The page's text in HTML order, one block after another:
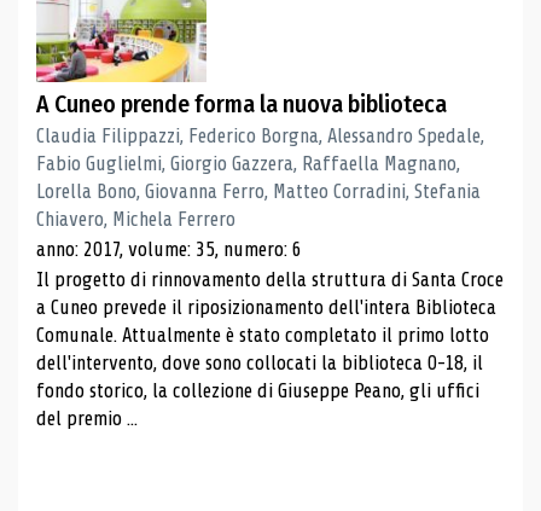
A Cuneo prende forma la nuova biblioteca
Claudia Filippazzi, Federico Borgna, Alessandro Spedale,
Fabio Guglielmi, Giorgio Gazzera, Raffaella Magnano,
Lorella Bono, Giovanna Ferro, Matteo Corradini, Stefania
Chiavero, Michela Ferrero
anno: 2017, volume: 35, numero: 6
Il progetto di rinnovamento della struttura di Santa Croce
a Cuneo prevede il riposizionamento dell'intera Biblioteca
Comunale. Attualmente è stato completato il primo lotto
dell'intervento, dove sono collocati la biblioteca 0-18, il
fondo storico, la collezione di Giuseppe Peano, gli uffici
del premio ...